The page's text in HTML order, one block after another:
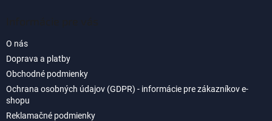
O nás
Doprava a platby
Obchodné podmienky
Ochrana osobných údajov (GDPR) - informácie pre zákazníkov e-
shopu
Reklamačné podmienky